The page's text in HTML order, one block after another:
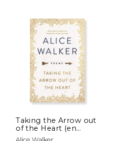
dcto. $ 25.04
Taking the Arrow out
of the Heart (en
Inglés)